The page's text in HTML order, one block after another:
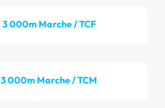
3 000m Marche / TCF
3 000m Marche / TCM